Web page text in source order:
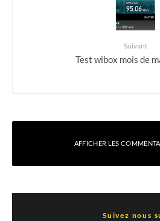
Suivant
Test wibox mois de
AFFICHER LES
Suivez nous